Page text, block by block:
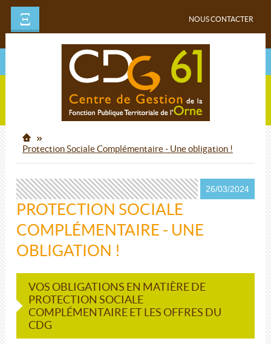
Ξ NOUS CONTACTER
Protection Sociale Complémentaire - Une obligation !
26/03/2024
PROTECTION SOCIALE
COMPLÉMENTAIRE - UNE
OBLIGATION !
VOS OBLIGATIONS EN MATIÈRE DE
PROTECTION SOCIALE
COMPLÉMENTAIRE ET LES OFFRES DU
CDG